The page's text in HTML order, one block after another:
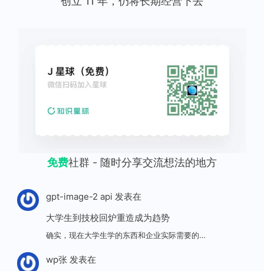
免费社群 - 随时分享交流想法的地方
gpt-image-2 api 发表在
大学生到技校回炉重造成为趋势
确实，现在大学生学的东西和企业实际需要的…
wp张发表在